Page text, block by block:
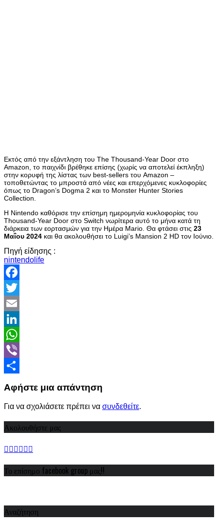
Εκτός από την εξάντληση του The Thousand-Year Door στο
Amazon, το παιχνίδι βρέθηκε επίσης (χωρίς να αποτελεί έκπληξη)
στην κορυφή της λίστας των best-sellers του Amazon –
τοποθετώντας το μπροστά από νέες και επερχόμενες κυκλοφορίες
όπως το Dragon’s Dogma 2 και το Monster Hunter Stories
Collection.
Η Nintendo καθόρισε την επίσημη ημερομηνία κυκλοφορίας του
Thousand-Year Door στο Switch νωρίτερα αυτό το μήνα κατά τη
διάρκεια των εορτασμών για την Ημέρα Mario. Θα φτάσει στις 23
Μαΐου 2024 και θα ακολουθήσει το Luigi’s Mansion 2 HD τον Ιούνιο.
Πηγή είδησης :
nintendolife
Facebook
Twitter
Email
LinkedIn
WhatsApp
Viber
Αφήστε μια απάντηση
Για να σχολιάσετε πρέπει να συνδεθείτε.
Ακολουθήστε μας
Το επίσημο facebook group μας!!
Αναζήτηση